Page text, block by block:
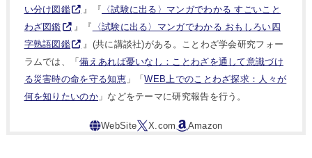
い分け図鑑
』『 〈試験に出る〉マンガでわかる すごいこと
わざ図鑑
』『
〈試験に出る〉マンガでわかる おもしろい四
字熟語図鑑
』(共に講談社)がある。ことわざ学会研究フォー
ラムでは、「備えあれば憂いなし：ことわざを通して意識づけ
る災害時の命を守る知恵」「WEB上でのことわざ探求：人々が
何を知りたいのか」などをテーマに研究報告を行う。